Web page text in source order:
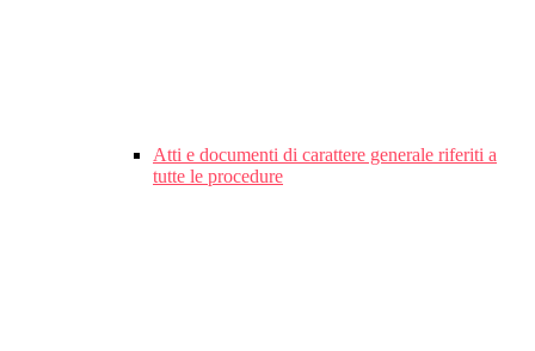
Atti e documenti di carattere generale riferiti a
tutte le procedure